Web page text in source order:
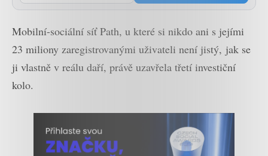
Mobilní-sociální síť Path, u které si nikdo ani s jejími
23 miliony zaregistrovanými uživateli není jistý, jak se
ji vlastně v reálu daří, právě uzavřela třetí investiční
kolo.